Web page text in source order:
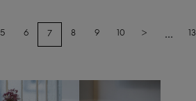
5 6 7 8 9 10 > ... 13